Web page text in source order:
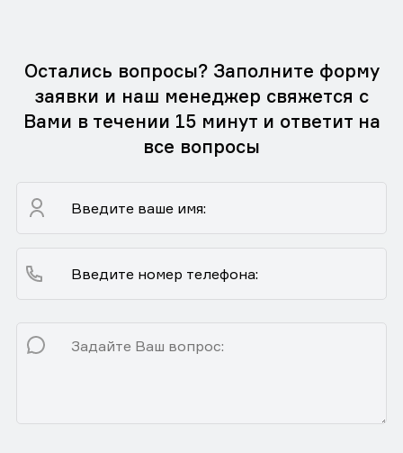
Остались вопросы? Заполните форму
заявки и наш менеджер свяжется с
Вами в течении 15 минут и ответит на
все вопросы